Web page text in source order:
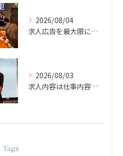
2026/08/04
求人広告を最大限に活用するためには、ターゲット設定の精度を高...
2026/08/03
求人内容は仕事内容や条件を具体的かつわかりやすく記載し、応募...
Tags